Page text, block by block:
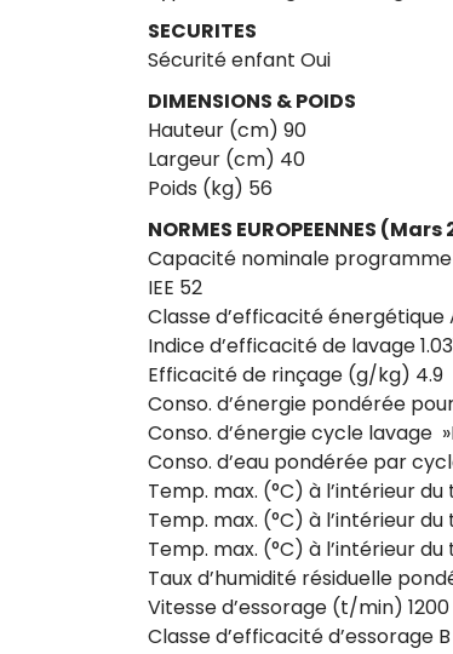
SECURITES
Sécurité enfant Oui
DIMENSIONS & POIDS
Hauteur (cm) 90
Largeur (cm) 40
Poids (kg) 56
NORMES EUROPEENNES (Mars
Capacité nominale programme
IEE 52
Classe d’efficacité énergétique
Indice d’efficacité de lavage
Efficacité de rinçage (g/kg) 4.9
Conso. d’énergie pondérée
Conso. d’énergie cycle lavage
Conso. d’eau pondérée par
Temp. max. (°C) à l’intérieur
Temp. max. (°C) à l’intérieur
Temp. max. (°C) à l’intérieur
Taux d’humidité résiduelle
Vitesse d’essorage (t/min) 1200
Classe d’efficacité d’essorage B